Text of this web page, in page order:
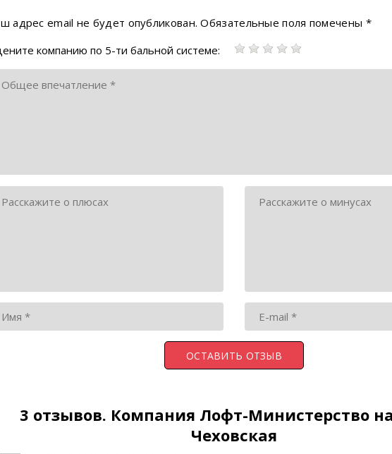
адрес email не будет опубликован. Обязательные поля помечены *
компанию по 5-ти бальной системе:
3 отзывов. Компания Лофт-Министерство
Чеховская